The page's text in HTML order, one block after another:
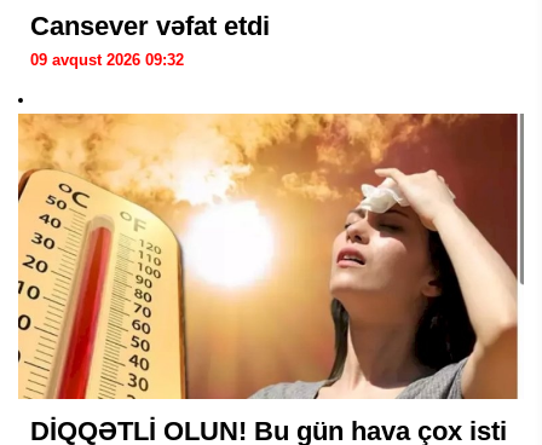
Cansever vəfat etdi
09 avqust 2026 09:32
DİQQƏTLİ OLUN! Bu gün hava çox isti